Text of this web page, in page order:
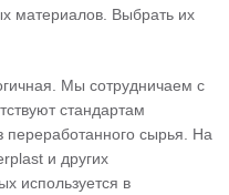
материалов. Выбрать их
Мы сотрудничаем с
стандартам
переработанного сырья. На
и других
используется в